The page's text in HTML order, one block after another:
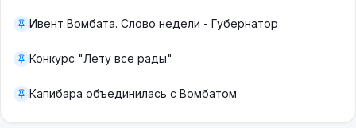
Ивент Вомбата. Слово недели - Губернатор
Конкурс "Лету все рады"
Капибара объединилась с Вомбатом